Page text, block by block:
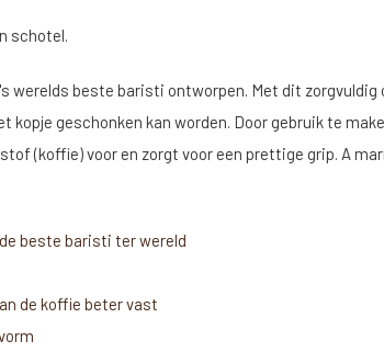
schotel.
werelds beste baristi ontworpen. Met dit
kopje geschonken kan worden. Door gebruik te
(koffie) voor en zorgt voor een prettige grip. A
beste baristi ter wereld
de koffie beter vast